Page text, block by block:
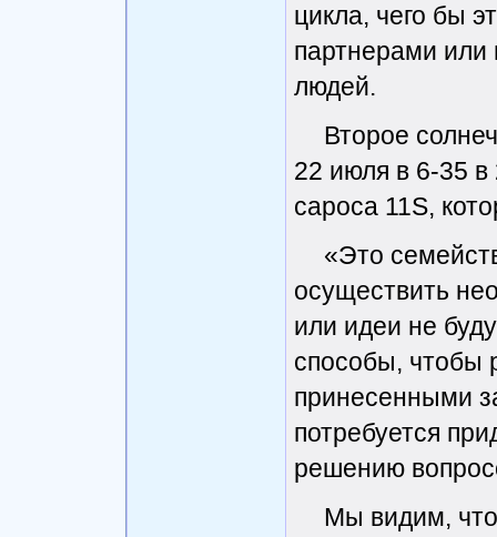
цикла, чего бы
партнерами или
людей.
Второе
22 июля в 6-35 в
сароса 11S,
«Это
осуществить
или идеи не
способы, чтобы
принесенными
потребуется
решению
Мы видим, что